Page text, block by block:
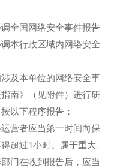
全国网络安全事件报告
本行政区域内网络安全
及本单位的网络安全事
南》（见附件）进行研
以下程序报告：
营者应当第一时间向保
超过1小时。属于重大、
门在收到报告后，应当